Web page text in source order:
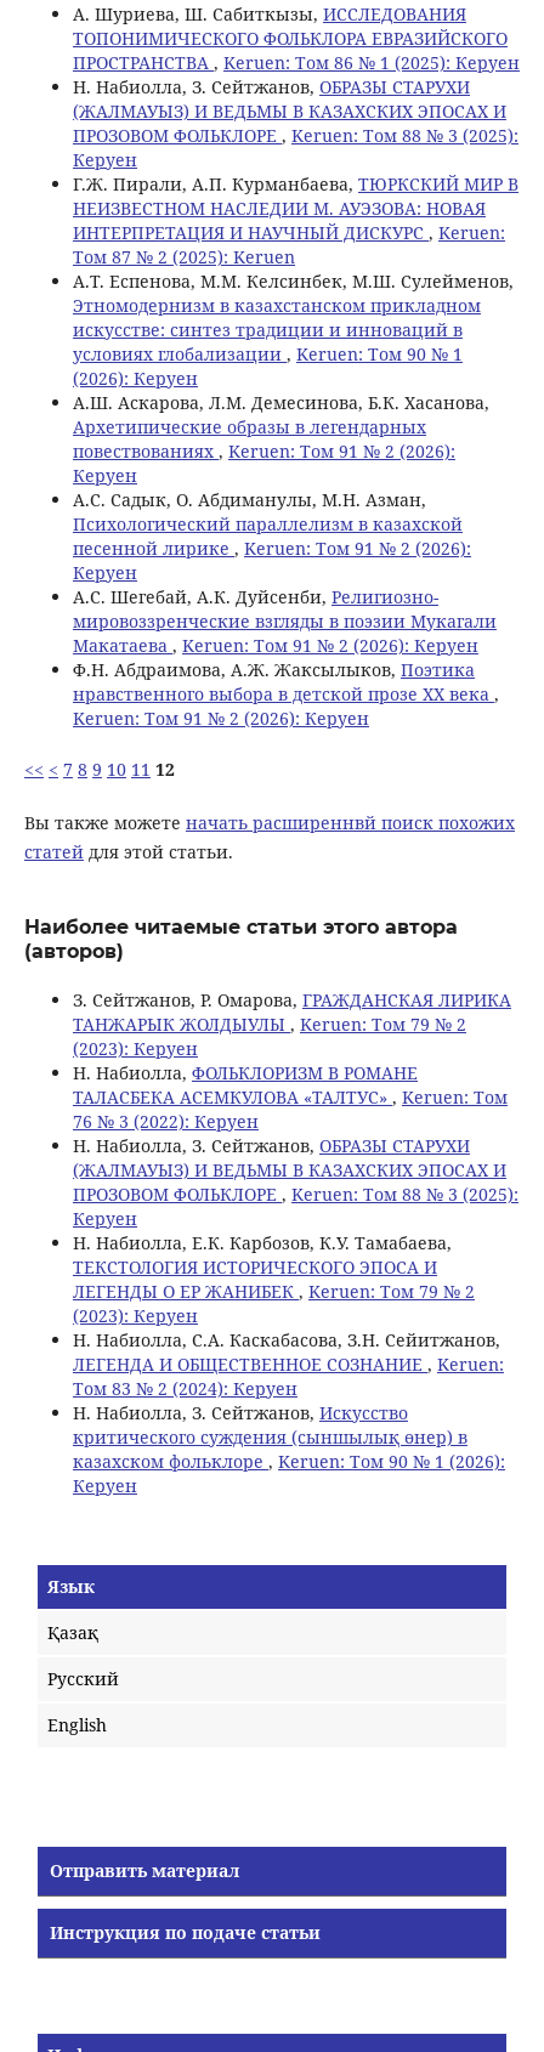
А. Шуриева, Ш. Сабиткызы, ИССЛЕДОВАНИЯ
ТОПОНИМИЧЕСКОГО ФОЛЬКЛОРА ЕВРАЗИЙСКОГО
ПРОСТРАНСТВА , Keruen: Том 86 № 1 (2025): Керуен
Н. Набиолла, З. Сейтжанов, ОБРАЗЫ СТАРУХИ
(ЖАЛМАУЫЗ) И ВЕДЬМЫ В КАЗАХСКИХ ЭПОСАХ И
ПРОЗОВОМ ФОЛЬКЛОРЕ , Keruen: Том 88 № 3 (2025):
Керуен
Г.Ж. Пирали, А.П. Курманбаева, ТЮРКСКИЙ МИР В
НЕИЗВЕСТНОМ НАСЛЕДИИ М. АУЭЗОВА: НОВАЯ
ИНТЕРПРЕТАЦИЯ И НАУЧНЫЙ ДИСКУРС , Keruen:
Том 87 № 2 (2025): Keruen
А.Т. Еспенова, М.М. Келсинбек, М.Ш. Сулейменов,
Этномодернизм в казахстанском прикладном
искусстве: синтез традиции и инноваций в
условиях глобализации , Keruen: Том 90 № 1
(2026): Керуен
А.Ш. Аскарова, Л.М. Демесинова, Б.К. Хасанова,
Архетипические образы в легендарных
повествованиях , Keruen: Том 91 № 2 (2026):
Керуен
А.С. Садык, О. Абдиманулы, M.Н. Азман,
Психологический параллелизм в казахской
песенной лирике , Keruen: Том 91 № 2 (2026):
Керуен
А.С. Шегебай, А.К. Дуйсенби, Религиозно-
мировоззренческие взгляды в поэзии Мукагали
Макатаева , Keruen: Том 91 № 2 (2026): Керуен
Ф.Н. Абдраимова, А.Ж. Жаксылыков, Поэтика
нравственного выбора в детской прозе ХХ века ,
Keruen: Том 91 № 2 (2026): Керуен
<< < 7 8 9 10 11 12
Вы также можете начать расширеннвй поиск похожих
статейдля этой статьи.
Наиболее читаемые статьи этого автора
(авторов)
З. Сейтжанов, Р. Омарова, ГРАЖДАНСКАЯ ЛИРИКА
ТАНЖАРЫК ЖОЛДЫУЛЫ , Keruen: Том 79 № 2
(2023): Керуен
Н. Набиолла, ФОЛЬКЛОРИЗМ В РОМАНЕ
ТАЛАСБЕКА АСЕМКУЛОВА «ТАЛТУС» , Keruen: Том
76 № 3 (2022): Керуен
Н. Набиолла, З. Сейтжанов, ОБРАЗЫ СТАРУХИ
(ЖАЛМАУЫЗ) И ВЕДЬМЫ В КАЗАХСКИХ ЭПОСАХ И
ПРОЗОВОМ ФОЛЬКЛОРЕ , Keruen: Том 88 № 3 (2025):
Керуен
Н. Набиолла, Е.К. Карбозов, К.У. Тамабаева,
ТЕКСТОЛОГИЯ ИСТОРИЧЕСКОГО ЭПОСА И
ЛЕГЕНДЫ О ЕР ЖАНИБЕК , Keruen: Том 79 № 2
(2023): Керуен
Н. Набиолла, C.А. Каскабасова, З.Н. Сейитжанов,
ЛЕГЕНДА И ОБЩЕСТВЕННОЕ СОЗНАНИЕ , Keruen:
Том 83 № 2 (2024): Керуен
Н. Набиолла, З. Сейтжанов, Искусство
критического суждения (сыншылық өнер) в
казахском фольклоре , Keruen: Том 90 № 1 (2026):
Керуен
Язык
Қазақ
Русский
English
Отправить материал
Инструкция по подаче статьи